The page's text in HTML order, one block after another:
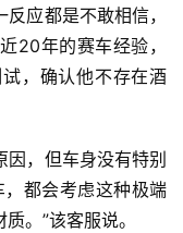
应都是不敢相信，
20年的赛车经验，
，确认他不存在酒
，但车身没有特别
都会考虑这种极端
。”该客服说。